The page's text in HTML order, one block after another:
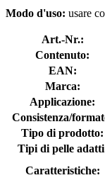
Modo d'uso: usare
Art.-Nr.:
Contenuto:
EAN:
Marca:
Applicazione:
Consistenza/
Tipo di prodotto:
Tipi di pelle
Caratteristiche: